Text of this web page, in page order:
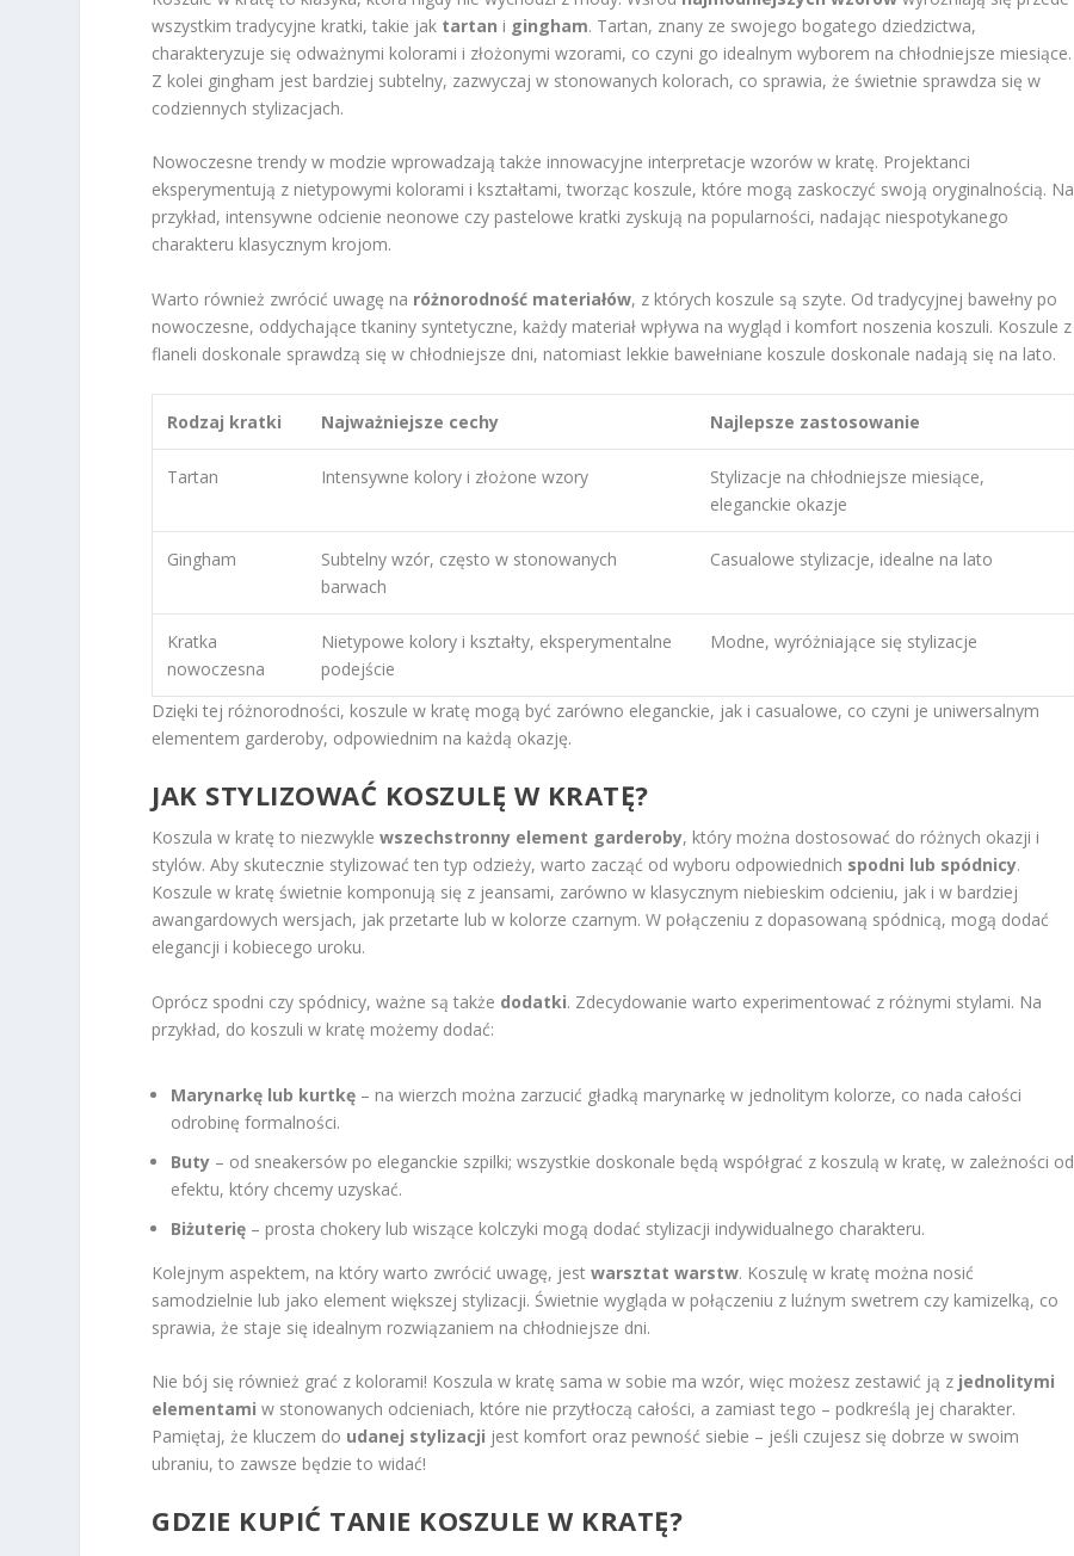
wszystkim tradycyjne kratki, takie jak tartan i gingham. Tartan, znany ze swojego bogatego dziedzictwa,
charakteryzuje się odważnymi kolorami i złożonymi wzorami, co czyni go idealnym wyborem na chłodniejsze miesiące.
Z kolei gingham jest bardziej subtelny, zazwyczaj w stonowanych kolorach, co sprawia, że świetnie sprawdza się w
codziennych stylizacjach.
Nowoczesne trendy w modzie wprowadzają także innowacyjne interpretacje wzorów w kratę. Projektanci
eksperymentują z nietypowymi kolorami i kształtami, tworząc koszule, które mogą zaskoczyć swoją oryginalnością. Na
przykład, intensywne odcienie neonowe czy pastelowe kratki zyskują na popularności, nadając niespotykanego
charakteru klasycznym krojom.
Warto również zwrócić uwagę na różnorodność materiałów, z których koszule są szyte. Od tradycyjnej bawełny po
nowoczesne, oddychające tkaniny syntetyczne, każdy materiał wpływa na wygląd i komfort noszenia koszuli. Koszule z
flaneli doskonale sprawdzą się w chłodniejsze dni, natomiast lekkie bawełniane koszule doskonale nadają się na lato.
Rodzaj kratki Najważniejsze cechy Najlepsze zastosowanie
Tartan Intensywne kolory i złożone wzory
Stylizacje na chłodniejsze miesiące,
eleganckie okazje
Gingham
Subtelny wzór, często w stonowanych
barwach
Casualowe stylizacje, idealne na lato
Kratka
nowoczesna
Nietypowe kolory i kształty, eksperymentalne
podejście
Modne, wyróżniające się stylizacje
Dzięki tej różnorodności, koszule w kratę mogą być zarówno eleganckie, jak i casualowe, co czyni je uniwersalnym
elementem garderoby, odpowiednim na każdą okazję.
JAK STYLIZOWAĆ KOSZULĘ W KRATĘ?
Koszula w kratę to niezwyklewszechstronny element garderoby, który można dostosować do różnych okazji i
stylów. Aby skutecznie stylizować ten typ odzieży, warto zacząć od wyboru odpowiednich spodni lub spódnicy.
Koszule w kratę świetnie komponują się z jeansami, zarówno w klasycznym niebieskim odcieniu, jak i w bardziej
awangardowych wersjach, jak przetarte lub w kolorze czarnym. W połączeniu z dopasowaną spódnicą, mogą dodać
elegancji i kobiecego uroku.
Oprócz spodni czy spódnicy, ważne są także dodatki. Zdecydowanie warto experimentować z różnymi stylami. Na
przykład, do koszuli w kratę możemy dodać:
Marynarkę lub kurtkę – na wierzch można zarzucić gładką marynarkę w jednolitym kolorze, co nada całości
odrobinę formalności.
Buty – od sneakersów po eleganckie szpilki; wszystkie doskonale będą współgrać z koszulą w kratę, w zależności od
efektu, który chcemy uzyskać.
Biżuterię – prosta chokery lub wiszące kolczyki mogą dodać stylizacji indywidualnego charakteru.
Kolejnym aspektem, na który warto zwrócić uwagę, jestwarsztat warstw. Koszulę w kratę można nosić
samodzielnie lub jako element większej stylizacji. Świetnie wygląda w połączeniu z luźnym swetrem czy kamizelką, co
sprawia, że staje się idealnym rozwiązaniem na chłodniejsze dni.
Nie bój się również grać z kolorami! Koszula w kratę sama w sobie ma wzór, więc możesz zestawić ją z jednolitymi
elementami w stonowanych odcieniach, które nie przytłoczą całości, a zamiast tego – podkreślą jej charakter.
Pamiętaj, że kluczem do udanej stylizacji jest komfort oraz pewność siebie – jeśli czujesz się dobrze w swoim
ubraniu, to zawsze będzie to widać!
GDZIE KUPIĆ TANIE KOSZULE W KRATĘ?